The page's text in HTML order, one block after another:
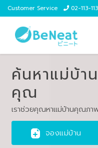
Customer Service 02-113-
ค้นหาแม่บ้า
คุณ
เราช่วยคุณหาแม่บ้านคุณภา
จองแม่บ้าน